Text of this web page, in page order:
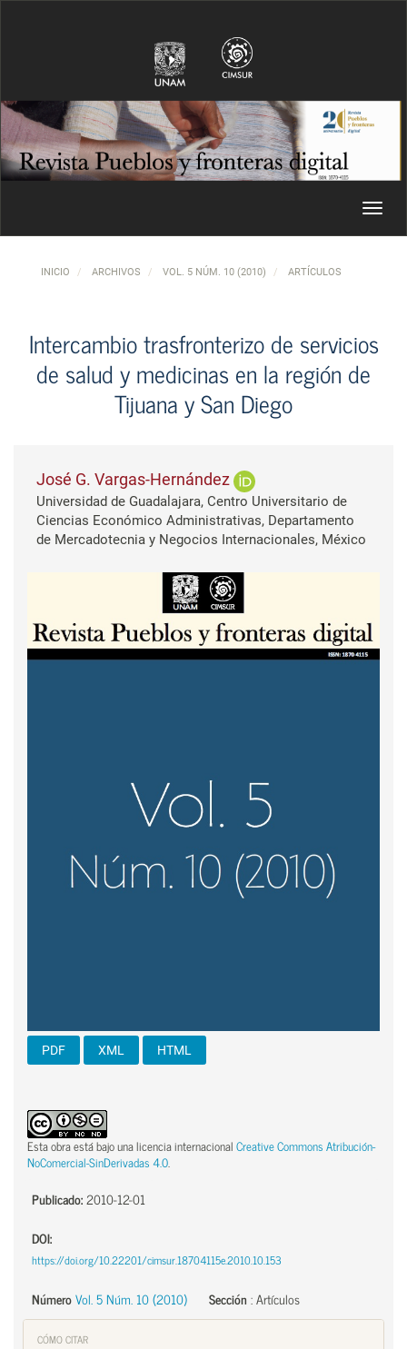
INICIO ARCHIVOS VOL. 5 NÚM. 10 (2010) ARTÍCULOS
Intercambio trasfronterizo de servicios
de salud y medicinas en la región de
Tijuana y San Diego
José G. Vargas-Hernández
Universidad de Guadalajara, Centro Universitario de
Ciencias Económico Administrativas, Departamento
de Mercadotecnia y Negocios Internacionales, México
Barra lateral del artículo
PDF XML HTML
Esta obra está bajo una licencia internacionalCreative Commons Atribución-
NoComercial-SinDerivadas 4.0.
Publicado:2010-12-01
DOI:
https://doi.org/10.22201/cimsur.18704115e.2010.10.153
NúmeroVol. 5 Núm. 10 (2010) Sección :Artículos
CÓMO CITAR